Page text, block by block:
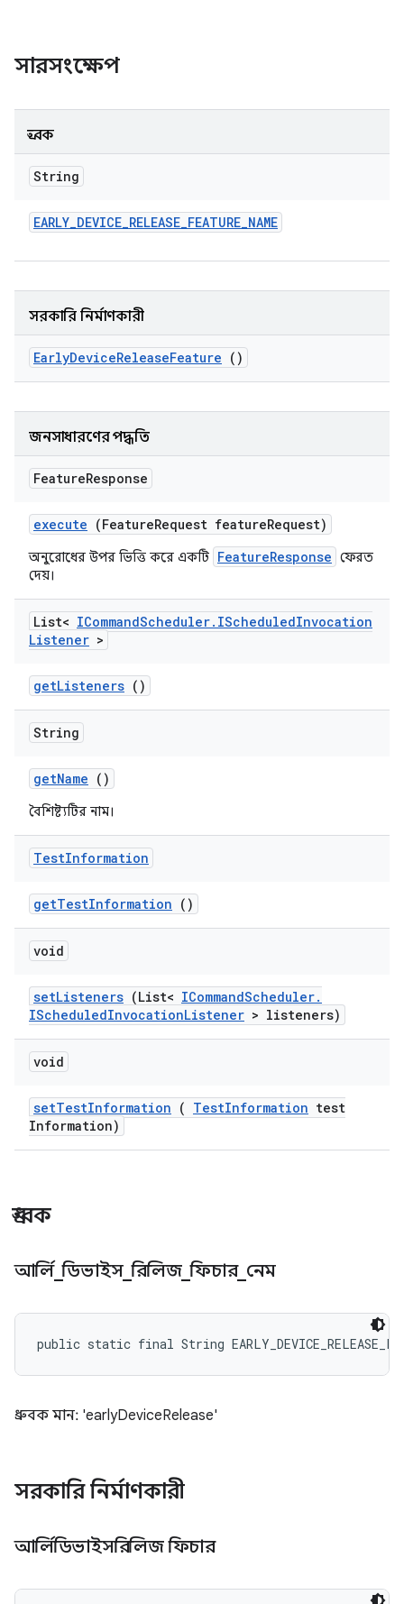
সারসংক্ষেপ
ধ্রুবক
String
EARLY_DEVICE_RELEASE_FEATURE_NAME
সরকারি নির্মাণকারী
EarlyDeviceReleaseFeature ()
জনসাধারণের পদ্ধতি
FeatureResponse
execute (FeatureRequest featureRequest)
অনুরোধের উপর ভিত্তি করে একটি FeatureResponse ফেরত
দেয়।
List< ICommandScheduler. IScheduledInvocation
Listener >
getListeners ()
String
getName ()
বৈশিষ্ট্যটির নাম।
TestInformation
getTestInformation ()
void
setListeners (List< ICommandScheduler.
IScheduledInvocationListener > listeners)
void
setTestInformation ( TestInformation test
Information)
ধ্রুবক
আর্লি_ডিভাইস_রিলিজ_ফিচার_ নেম
public static final String
ধ্রুবক মান: 'earlyDeviceRelease'
সরকারি নির্মাণকারী
আর্লিডিভাইসরিলিজ ফিচার